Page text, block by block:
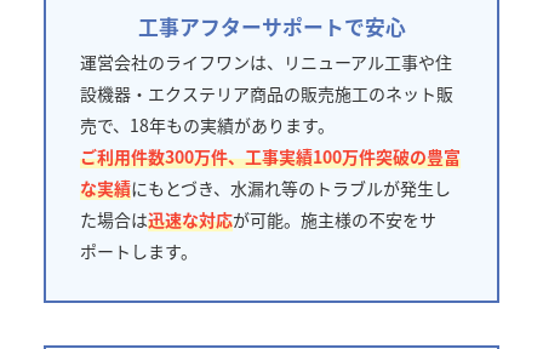
工事アフターサポートで安心
運営会社のライフワンは、リニューアル工事や住
設機器・エクステリア商品の販売施工のネット販
売で、18年もの実績があります。
ご利用件数300万件、工事実績100万件突破の豊富
な実績にもとづき、水漏れ等のトラブルが発生し
た場合は迅速な対応が可能。施主様の不安をサ
ポートします。